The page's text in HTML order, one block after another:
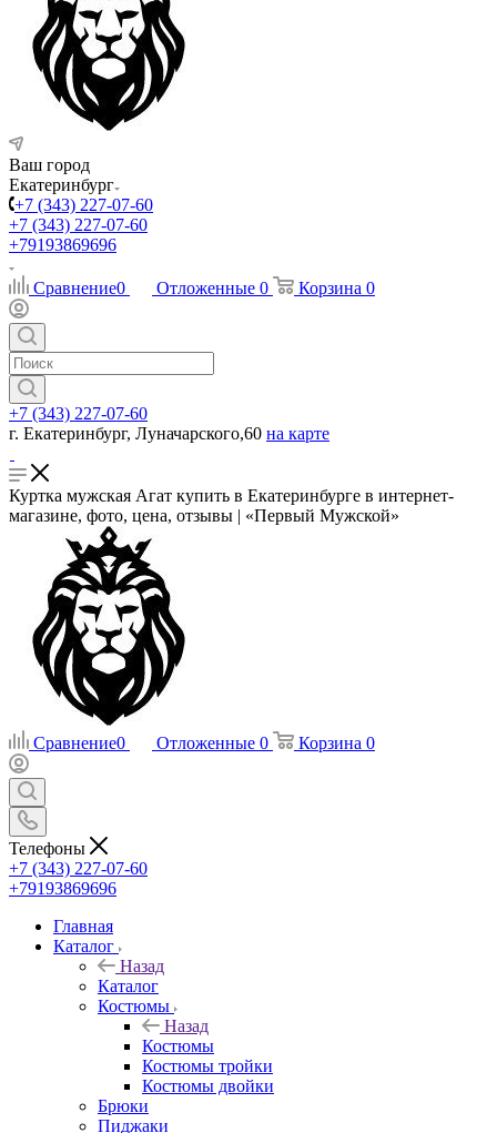
Ваш город
Екатеринбург
+7 (343) 227-07-60
+7 (343) 227-07-60
+79193869696
Сравнение0 Отложенные 0 Корзина 0
+7 (343) 227-07-60
г. Екатеринбург, Луначарского,60 на карте
Куртка мужская Агат купить в Екатеринбурге в интернет-
магазине, фото, цена, отзывы | «Первый Мужской»
Сравнение0 Отложенные 0 Корзина 0
Телефоны
+7 (343) 227-07-60
+79193869696
Главная
Каталог
Назад
Каталог
Костюмы
Назад
Костюмы
Костюмы тройки
Костюмы двойки
Брюки
Пиджаки